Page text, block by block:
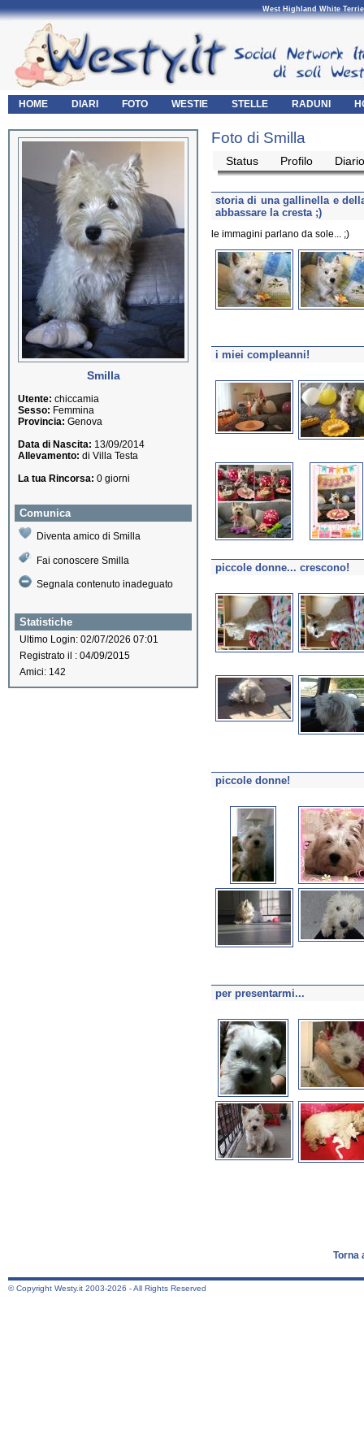
West Highland White
HOME DIARI FOTO WESTIE STELLE RADUNI
Smilla
Utente: chiccamia
Sesso: Femmina
Provincia: Genova
Data di Nascita: 13/09/2014
Allevamento: di Villa Testa
La tua Rincorsa: 0 giorni
Comunica
Diventa amico di Smilla
Fai conoscere Smilla
Segnala contenuto inadeguato
Statistiche
Ultimo Login: 02/07/2026 07:01
Registrato il : 04/09/2015
Amici: 142
Foto di Smilla
Status Profilo Diario
storia di una gallinella e
abbassare la cresta ;)
le immagini parlano da sole... ;)
i miei compleanni!
piccole donne... crescono!
piccole donne!
per presentarmi...
Torna
© Copyright Westy.it 2003-2026 - All Rights Reserved